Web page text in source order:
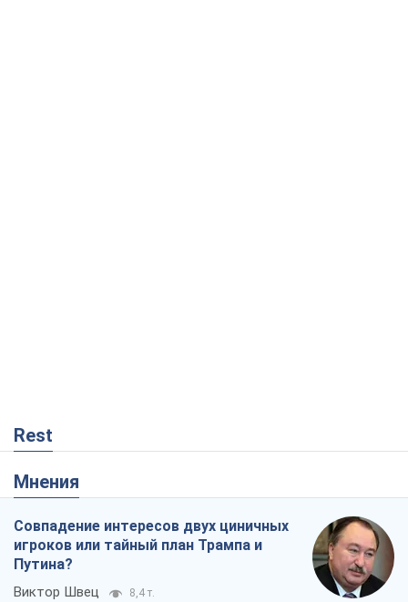
Rest
Мнения
Совпадение интересов двух циничных
игроков или тайный план Трампа и
Путина?
Виктор Швец 8,4 т.